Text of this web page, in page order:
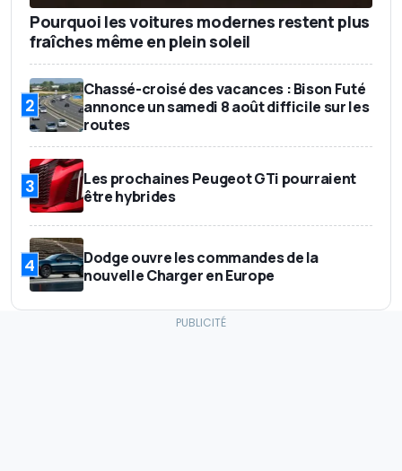
Pourquoi les voitures modernes restent plus
fraîches même en plein soleil
2
Chassé-croisé des vacances : Bison Futé
annonce un samedi 8 août difficile sur les
routes
3
Les prochaines Peugeot GTi pourraient
être hybrides
4
Dodge ouvre les commandes de la
nouvelle Charger en Europe